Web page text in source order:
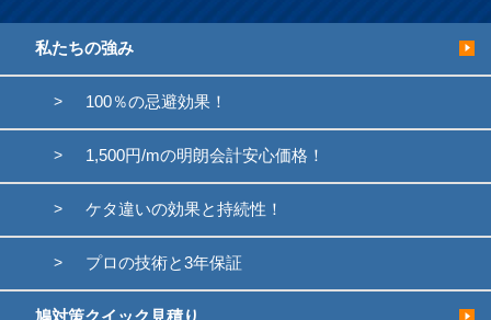
私たちの強み
100％の忌避効果！
1,500円/mの明朗会計安心価格！
ケタ違いの効果と持続性！
プロの技術と3年保証
鳩対策クイック見積り